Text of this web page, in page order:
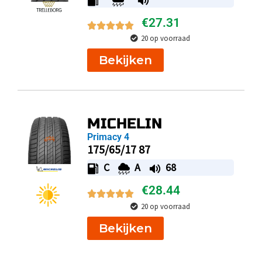
€27.31
20 op voorraad
Bekijken
MICHELIN
Primacy 4
175/65/17 87
C A 68
€28.44
20 op voorraad
Bekijken